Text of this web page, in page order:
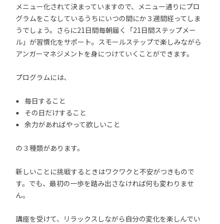
メニュー化されて決まっていますので、メニュー通りにプロ
グラムをこなしているうちにいつの間にか３週間経ってしま
うでしょう。さらに21日間毎朝届く「21日間ステップメー
ル」が習慣化をサポート。スモールステップで楽しみながら
アンガーマネジメントを身につけていくことができます。
プログラムには、
毎日すること
その日だけすること
余力があればやって欲しいこと
の３種類があります。
新しいことに挑戦するときはワクワクと不安がつきもので
す。でも、最初の一歩を踏み出さなければ何も変わりませ
ん。
講座を受けて、リラックスしながら自分の変化を楽しんでい